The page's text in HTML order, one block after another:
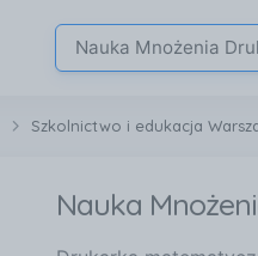
Szkolnictwo i edukacja
Nauka